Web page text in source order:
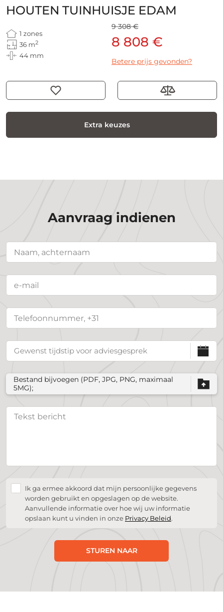
HOUTEN TUINHUISJE EDAM
1 zones
36 m2
44 mm
9 308 €
8 808 €
Betere prijs gevonden?
Extra keuzes
Aanvraag indienen
Bestand bijvoegen (PDF, JPG, PNG, maximaal
5MG);
Ik ga ermee akkoord dat mijn persoonlijke gegevens
worden gebruikt en opgeslagen op de website.
Aanvullende informatie over hoe wij uw informatie
opslaan kunt u vinden in onze Privacy Beleid.
STUREN NAAR